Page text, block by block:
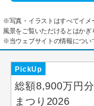
※写真・イラストはすべてイメ
風景をご覧いただけるとはかぎ
※当ウェブサイトの情報につい
PickUp
総額8,900万円
まつり2026